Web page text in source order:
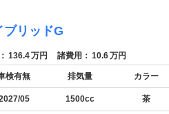
ブリッドG
136.4万円 諸費用： 10.6万円
検有無 排気量 カラー
05 1500cc 茶